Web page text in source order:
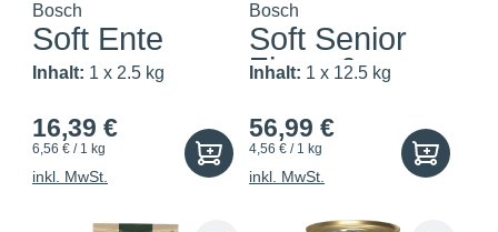
Bosch
Soft Ente
Inhalt: 1 x 2.5 kg
16,39 €
6,56 € / 1 kg
inkl. MwSt.
Bosch
Soft Senior
Ziege &
Inhalt: 1 x 12.5 kg
56,99 €
4,56 € / 1 kg
inkl. MwSt.